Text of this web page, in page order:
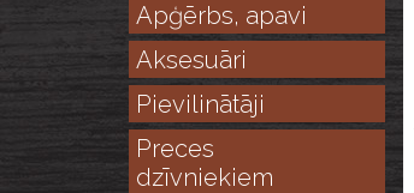
Apģērbs, apavi
Aksesuāri
Pievilinātāji
Preces
dzīvniekiem